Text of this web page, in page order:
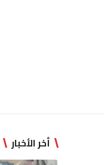
أخر الأخبار